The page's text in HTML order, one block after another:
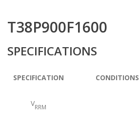
T38P900F1600
SPECIFICATIONS
SPECIFICATION CONDITIONS
VRRM